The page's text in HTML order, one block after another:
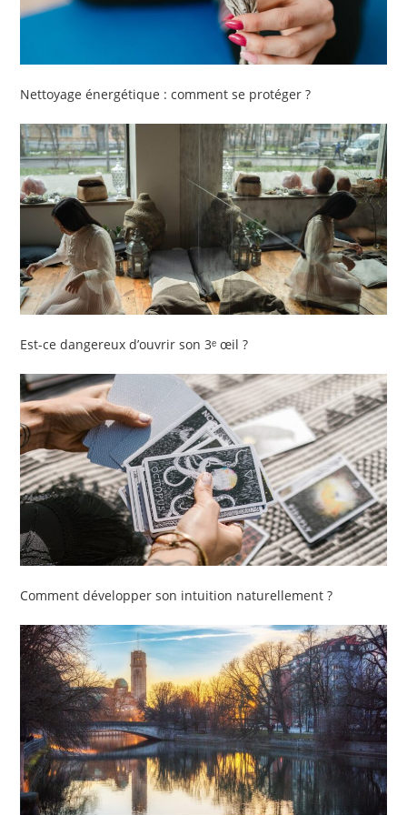
Nettoyage énergétique : comment se protéger ?
Est-ce dangereux d’ouvrir son 3ᵉ œil ?
Comment développer son intuition naturellement ?